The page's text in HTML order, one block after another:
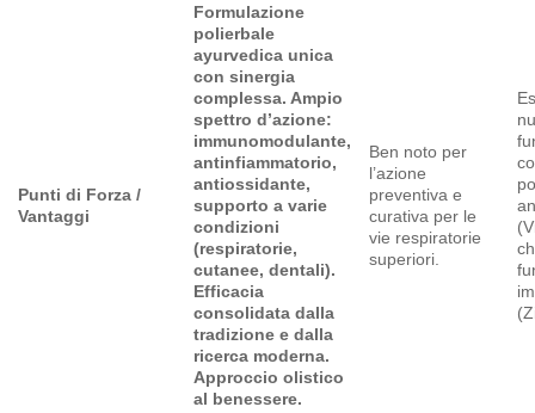
Punti di Forza /
Vantaggi
Formulazione
polierbale
ayurvedica unica
con sinergia
complessa. Ampio
spettro d’azione:
immunomodulante,
antinfiammatorio,
antiossidante,
supporto a varie
condizioni
(respiratorie,
cutanee, dentali).
Efficacia
consolidata dalla
tradizione e dalla
ricerca moderna.
Approccio olistico
al benessere.
Ben noto per
l’azione
preventiva e
curativa per le
vie respiratorie
superiori.